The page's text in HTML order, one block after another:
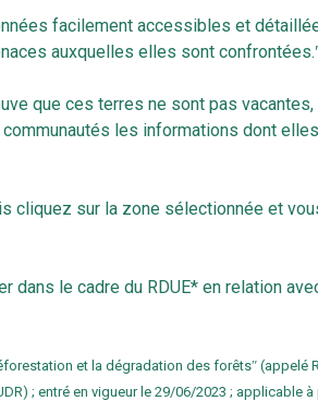
facilement accessibles et
auxquelles elles sont
que ces terres ne sont pas
communautés les informations dont
cliquez sur la zone sélectionnée et
dans le cadre du RDUE* en relation
et la dégradation des forêtsʺ (appelé
; entré en vigueur le 29/06/2023 ; applicable